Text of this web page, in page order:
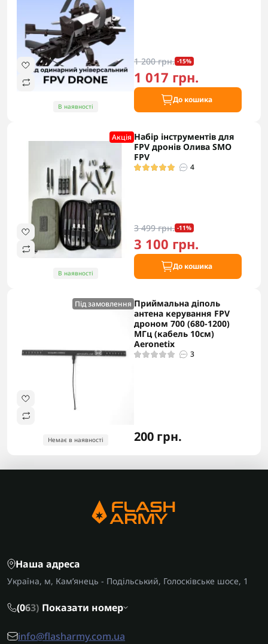
В наявності
1 200 грн. -15%
1 017 грн.
До кошика
Акцiя
В наявності
Набір інструментів для
FPV дронів Олива SMO
FPV
4
3 499 грн. -11%
3 100 грн.
До кошика
Під замовлення
Немає в наявності
Приймальна діполь
антена керування FPV
дроном 700 (680-1200)
МГц (кабель 10см)
Aeronetix
3
200 грн.
Наша адреса
Україна, м, Кам’янець - Подільський, Голосківське шосе, 1
(063) Показати номер
info@flasharmy.com.ua